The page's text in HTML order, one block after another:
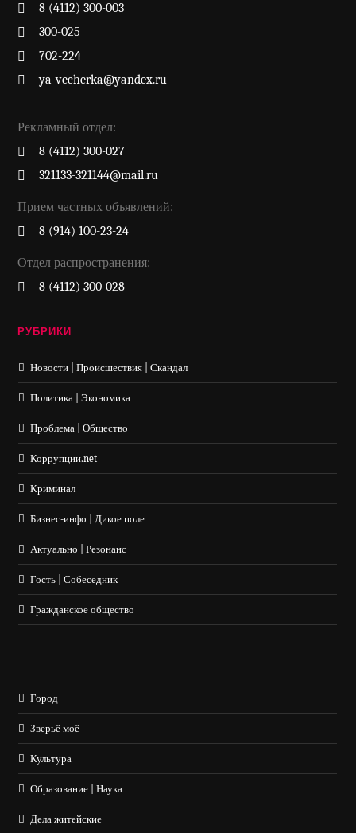
8 (4112) 300-003
300-025
702-224
ya-vecherka@yandex.ru
Рекламный отдел:
8 (4112) 300-027
321133-321144@mail.ru
Прием частных объявлений:
8 (914) 100-23-24
Отдел распространения:
8 (4112) 300-028
РУБРИКИ
Новости | Происшествия | Скандал
Политика | Экономика
Проблема | Общество
Коррупции.net
Криминал
Бизнес-инфо | Дикое поле
Актуально | Резонанс
Гость | Собеседник
Гражданское общество
Город
Зверьё моё
Культура
Образование | Наука
Дела житейские